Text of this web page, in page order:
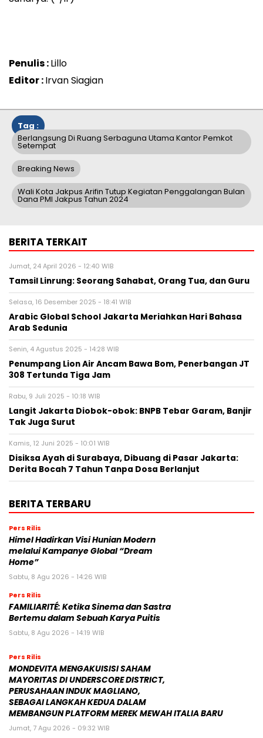
Penulis :Lillo
Editor :Irvan Siagian
Tag :
Berlangsung Di Ruang Serbaguna Utama Kantor Pemkot
Setempat
Breaking News
Wali Kota Jakpus Arifin Tutup Kegiatan Penggalangan Bulan
Dana PMI Jakpus Tahun 2024
BERITA TERKAIT
Jumat, 24 April 2026 - 12:40 WIB
Tamsil Linrung: Seorang Sahabat, Orang Tua, dan Guru
Selasa, 16 Desember 2025 - 18:41 WIB
Arabic Global School Jakarta Meriahkan Hari Bahasa
Arab Sedunia
Senin, 4 Agustus 2025 - 14:28 WIB
Penumpang Lion Air Ancam Bawa Bom, Penerbangan JT
308 Tertunda Tiga Jam
Rabu, 9 Juli 2025 - 10:18 WIB
Langit Jakarta Diobok-obok: BNPB Tebar Garam, Banjir
Tak Juga Surut
Kamis, 12 Juni 2025 - 10:01 WIB
Disiksa Ayah di Surabaya, Dibuang di Pasar Jakarta:
Derita Bocah 7 Tahun Tanpa Dosa Berlanjut
BERITA TERBARU
Pers Rilis
Himel Hadirkan Visi Hunian Modern
melalui Kampanye Global “Dream
Home”
Sabtu, 8 Agu 2026 - 14:26 WIB
Pers Rilis
FAMILIARITÉ: Ketika Sinema dan Sastra
Bertemu dalam Sebuah Karya Puitis
Sabtu, 8 Agu 2026 - 14:19 WIB
Pers Rilis
MONDEVITA MENGAKUISISI SAHAM
MAYORITAS DI UNDERSCORE DISTRICT,
PERUSAHAAN INDUK MAGLIANO,
SEBAGAI LANGKAH KEDUA DALAM
MEMBANGUN PLATFORM MEREK MEWAH ITALIA BARU
Jumat, 7 Agu 2026 - 09:32 WIB